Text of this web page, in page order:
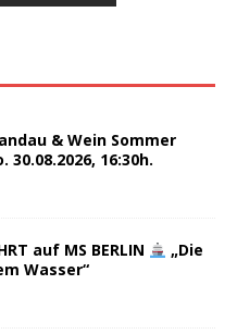
& Wein Sommer
30.08.2026, 16:30h.
auf MS BERLIN
„Die
Wasser“